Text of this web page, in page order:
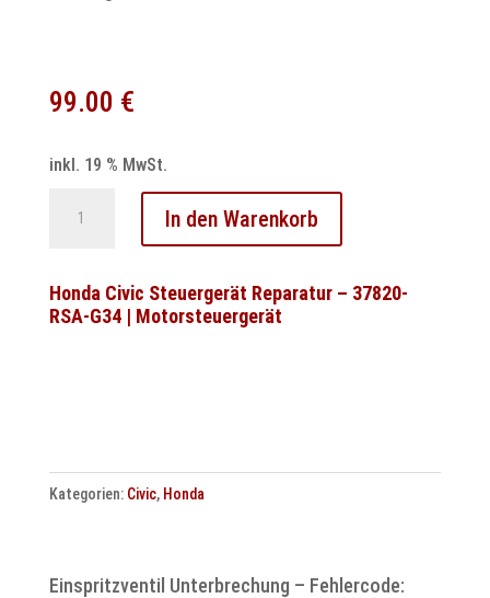
99.00 €
inkl. 19 % MwSt.
Esp
Bosch
In den Warenkorb
Honda Civic Steuergerät Reparatur – 37820-
RSA-G34 | Motorsteuergerät
Kategorien: Civic, Honda
Einspritzventil Unterbrechung – Fehlercode: